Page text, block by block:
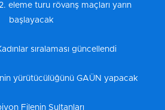
eleme turu rövanş maçları yarın
başlayacak
sıralaması güncellendi
yürütücülüğünü GAÜN yapacak
Filenin Sultanları